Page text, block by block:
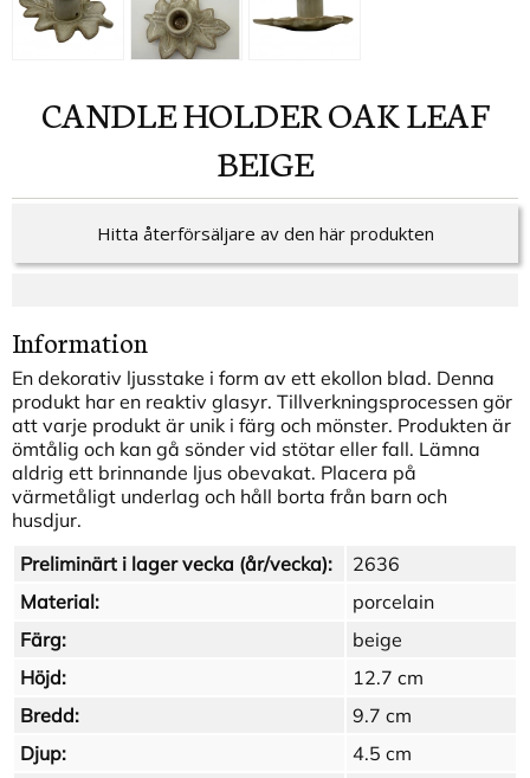
CANDLE HOLDER OAK LEAF
BEIGE
Hitta återförsäljare av den här produkten
Information
En dekorativ ljusstake i form av ett ekollon blad. Denna
produkt har en reaktiv glasyr. Tillverkningsprocessen gör
att varje produkt är unik i färg och mönster. Produkten är
ömtålig och kan gå sönder vid stötar eller fall. Lämna
aldrig ett brinnande ljus obevakat. Placera på
värmetåligt underlag och håll borta från barn och
husdjur.
Preliminärt i lager vecka (år/vecka):
2636
Material:
porcelain
Färg:
beige
Höjd:
12.7 cm
Bredd:
9.7 cm
Djup:
4.5 cm